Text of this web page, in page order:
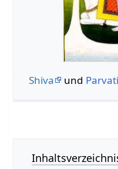
Shiva und Parvati